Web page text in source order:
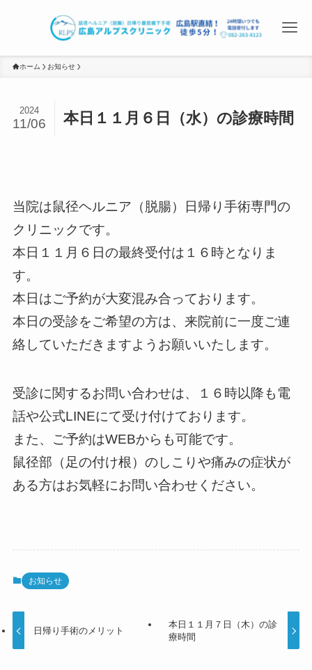
ホーム お知らせ
本日１１月６日（水）の診療時間
2024
11/06
当院は鼠径ヘルニア（脱腸）日帰り手術専門の
クリニックです。
本日１１月６日の最終受付は１６時となりま
す。
本日はご予約が大変混み合っております。
本日の受診をご希望の方は、来院前に一度ご連
絡していただきますようお願いいたします。
受診に関するお問い合わせは、１６時以降も電
話や公式LINEにて受け付けております。
また、ご予約はWEBからも可能です。
鼠径部（足の付け根）のしこりや痛みの症状が
ある方はお気軽にお問い合わせください。
お知らせ
日帰り手術のメリット
本日１１月７日（木）の診
療時間